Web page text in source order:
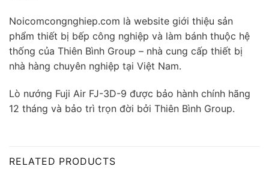
Noicomcongnghiep.com là website giới thiệu sản
phẩm thiết bị bếp công nghiệp và làm bánh thuộc hệ
thống của Thiên Bình Group – nhà cung cấp thiết bị
nhà hàng chuyên nghiệp tại Việt Nam.
Lò nướng Fuji Air FJ-3D-9 được bảo hành chính hãng
12 tháng và bảo trì trọn đời bởi Thiên Bình Group.
RELATED PRODUCTS